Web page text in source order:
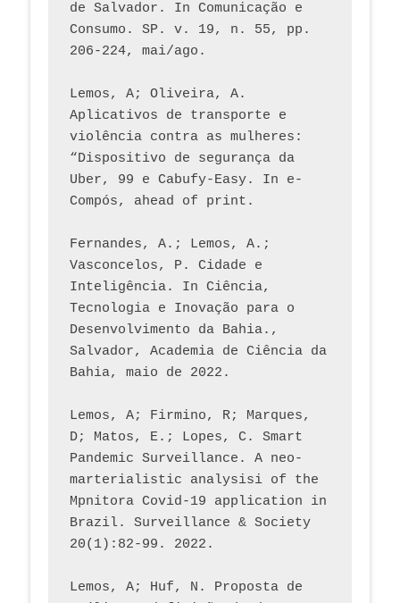
de Salvador. In Comunicação e
Consumo. SP. v. 19, n. 55, pp.
206-224, mai/ago.
Lemos, A; Oliveira, A.
Aplicativos de transporte e
violência contra as mulheres:
“Dispositivo de segurança da
Uber, 99 e Cabufy-Easy. In e-
Compós, ahead of print.
Fernandes, A.; Lemos, A.;
Vasconcelos, P. Cidade e
Inteligência. In Ciência,
Tecnologia e Inovação para o
Desenvolvimento da Bahia.,
Salvador, Academia de Ciência da
Bahia, maio de 2022.
Lemos, A; Firmino, R; Marques,
D; Matos, E.; Lopes, C. Smart
Pandemic Surveillance. A neo-
marterialistic analysisi of the
Mpnitora Covid-19 application in
Brazil. Surveillance & Society
20(1):82-99. 2022.
Lemos, A; Huf, N. Proposta de